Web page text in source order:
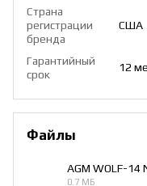
Страна
регистрации
бренда
США
Гарантийный
срок
12
Файлы
AGM WOLF-14
0.7 МБ